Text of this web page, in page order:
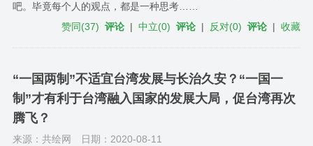
吧。毕竟每个人的观点，都是一种思考……
赞同(37) 评论 |中立(0) 评论 | 反对(0) 评论 |收藏
“一国两制”不适宜台湾发展与长治久安？“一国一
制”才有利于台湾融入国家的发展大局，促台湾再次
腾飞？
来源：共绘网 日期：2020-08-11